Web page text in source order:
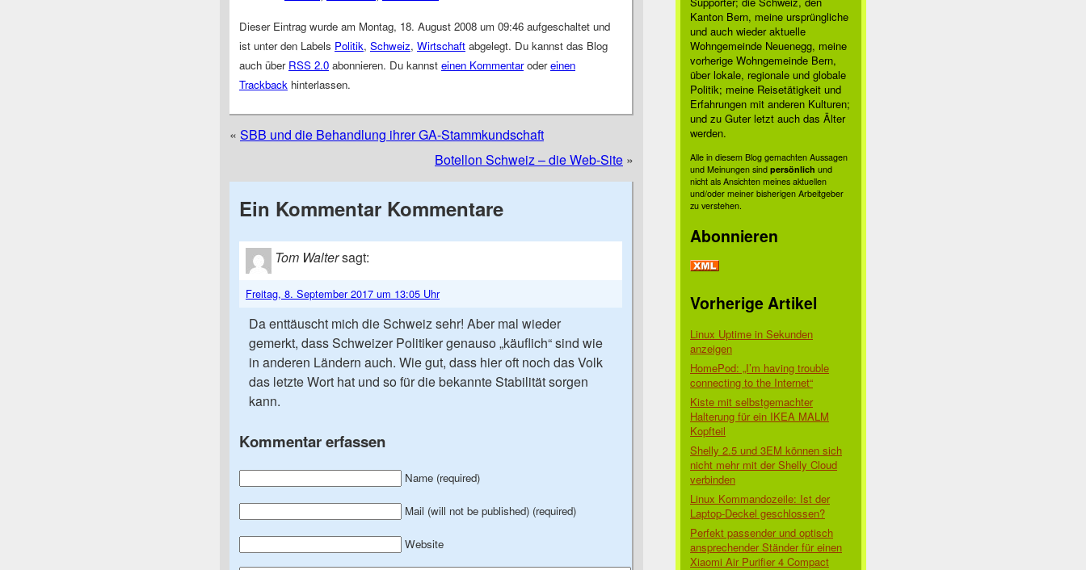
Dieser Eintrag wurde am Montag, 18. August 2008 um 09:46 aufgeschaltet und
ist unter den Labels Politik, Schweiz, Wirtschaft abgelegt. Du kannst das Blog
auch über RSS 2.0 abonnieren. Du kannst einen Kommentarodereinen
Trackback hinterlassen.
« SBB und die Behandlung ihrer GA-Stammkundschaft
Botellon Schweiz – die Web-Site »
Ein Kommentar Kommentare
Tom Waltersagt:
Freitag, 8. September 2017 um 13:05 Uhr
Da enttäuscht mich die Schweiz sehr! Aber mal wieder
gemerkt, dass Schweizer Politiker genauso „käuflich“ sind wie
in anderen Ländern auch. Wie gut, dass hier oft noch das Volk
das letzte Wort hat und so für die bekannte Stabilität sorgen
kann.
Kommentar erfassen
Name (required)
Mail (will not be published) (required)
Website
Kanton Bern, meine ursprüngliche
und auch wieder aktuelle
Wohngemeinde Neuenegg, meine
vorherige Wohngemeinde Bern,
über lokale, regionale und globale
Politik; meine Reisetätigkeit und
Erfahrungen mit anderen Kulturen;
und zu Guter letzt auch das Älter
werden.
Alle in diesem Blog gemachten Aussagen
und Meinungen sind persönlich und
nicht als Ansichten meines aktuellen
und/oder meiner bisherigen Arbeitgeber
zu verstehen.
Abonnieren
Vorherige Artikel
Linux Uptime in Sekunden
anzeigen
HomePod: „I’m having trouble
connecting to the Internet“
Kiste mit selbstgemachter
Halterung für ein IKEA MALM
Kopfteil
Shelly 2.5 und 3EM können sich
nicht mehr mit der Shelly Cloud
verbinden
Linux Kommandozeile: Ist der
Laptop-Deckel geschlossen?
Perfekt passender und optisch
ansprechender Ständer für einen
Xiaomi Air Purifier 4 Compact